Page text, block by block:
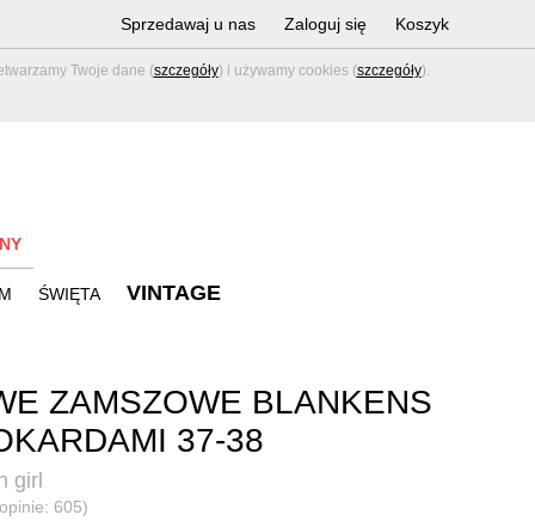
Twoje dane (szczegóły) i używamy cookies (szczegóły).
Sprzedawaj u nas Zaloguj się Koszyk
ŚWIĘTA VINTAGE
ZAMSZOWE BLANKENS
37-38
girl
605)